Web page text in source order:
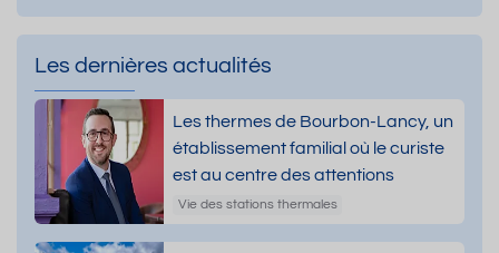
Les dernières actualités
Les thermes de Bourbon-Lancy, un
établissement familial où le curiste
est au centre des attentions
Vie des stations thermales